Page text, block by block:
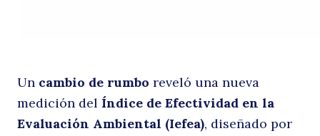
Un cambio de rumbo reveló una nueva
medición del Índice de Efectividad en la
Evaluación Ambiental (Iefea), diseñado por